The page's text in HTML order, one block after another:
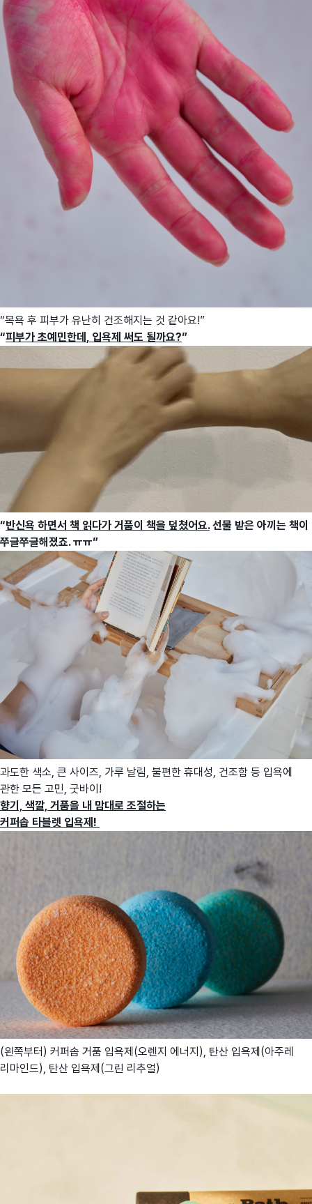
“목욕 후 피부가 유난히 건조해지는 것 같아요!”
“피부가 초예민한데, 입욕제 써도 될까요?”
“반신욕 하면서 책 읽다가 거품이 책을 덮쳤어요. 선물 받은 아끼는 책이
쭈글쭈글해졌죠. ㅠㅠ”
과도한 색소, 큰 사이즈, 가루 날림, 불편한 휴대성, 건조함 등 입욕에
관한 모든 고민, 굿바이!
향기, 색깔, 거품을 내 맘대로 조절하는
커퍼솝 타블렛 입욕제!
(왼쪽부터) 커퍼솝 거품 입욕제(오렌지 에너지), 탄산 입욕제(아주레
리마인드), 탄산 입욕제(그린 리추얼)